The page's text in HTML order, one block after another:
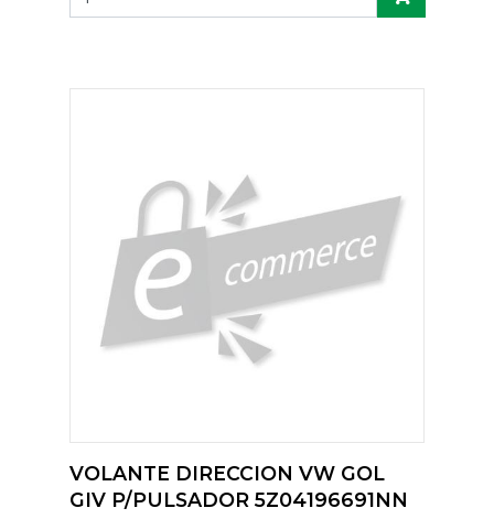
VOLANTE DIRECCION VW GOL
GIV P/PULSADOR 5Z04196691NN